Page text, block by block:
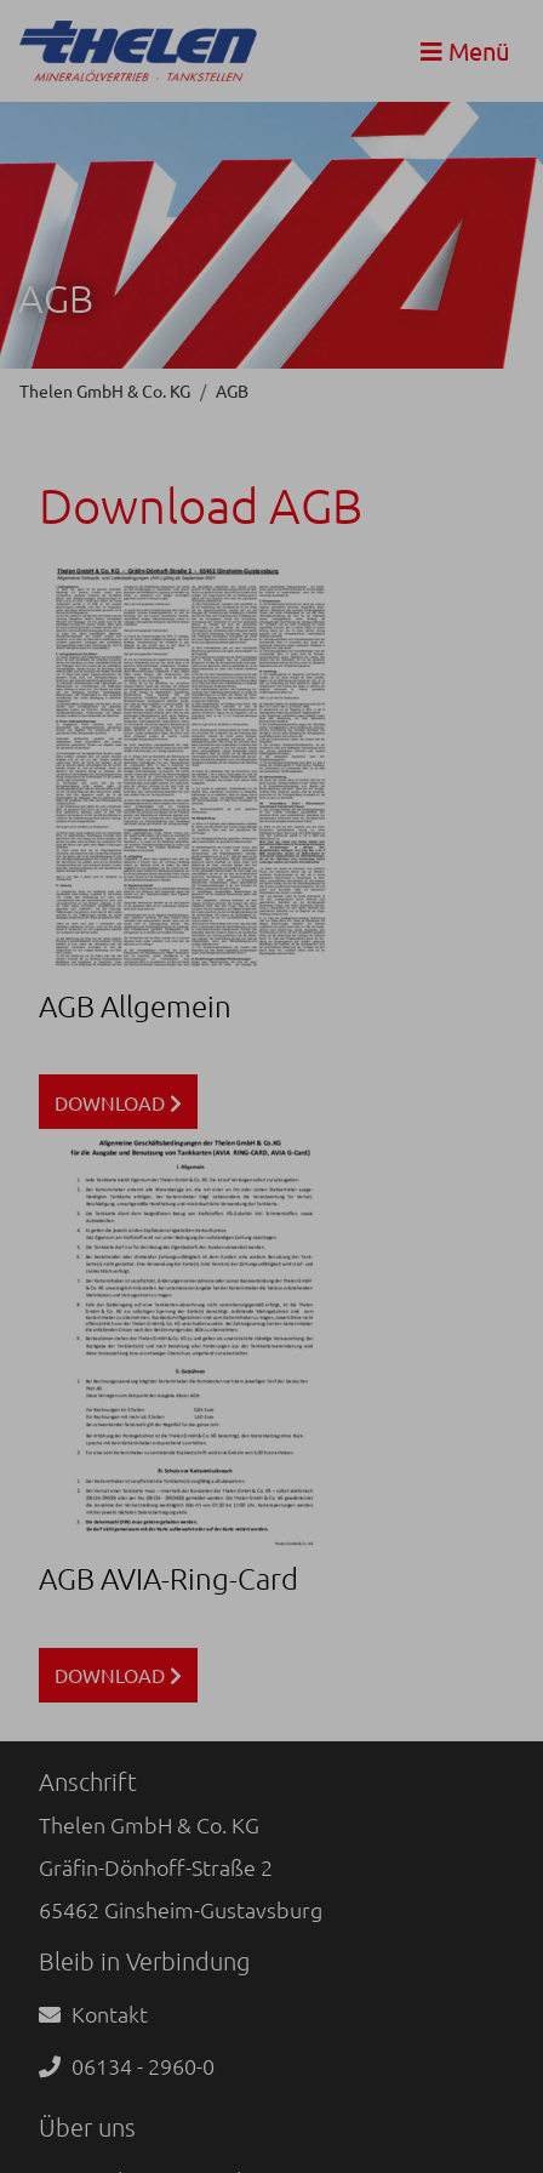
Menü
AGB
Thelen GmbH & Co. KG AGB
Download AGB
AGB Allgemein
DOWNLOAD
AGB AVIA-Ring-Card
DOWNLOAD
Anschrift
Thelen GmbH & Co. KG
Gräfin-Dönhoff-Straße 2
65462 Ginsheim-Gustavsburg
Bleib in Verbindung
Kontakt
06134 - 2960-0
Über uns